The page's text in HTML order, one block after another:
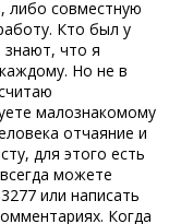
либо совместную
Кто был у
что я
Но не в
малознакомому
отчаяние и
для этого есть
можете
или написать
Когда